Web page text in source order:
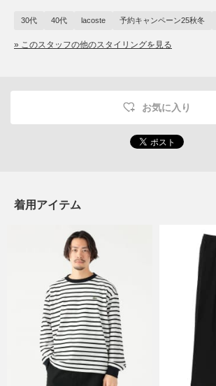
30代 40代 lacoste 予約キャンペーン25秋冬
» このスタッフの他のスタイリングを見る
お気に入り
着用アイテム